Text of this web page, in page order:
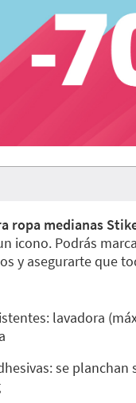
ropa medianas
icono. Podrás
y asegurarte que
lavadora
se planchan